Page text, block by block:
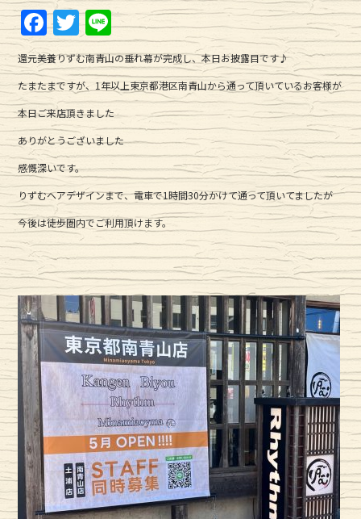
F
a
c
e
b
o
o
k
T
w
it
te
r
Li
n
e
還元美養りずむ南青山の垂れ幕が完成し、本日お披露目です♪
たまたまですが、1年以上東京都港区南青山から通って頂いているお客様が
本日ご来店頂きました
ありがとうございました
感慨深いです。
りずむヘアデザインまで、電車で1時間30分かけて通って頂いてましたが
今後は徒歩圏内でご利用頂けます。